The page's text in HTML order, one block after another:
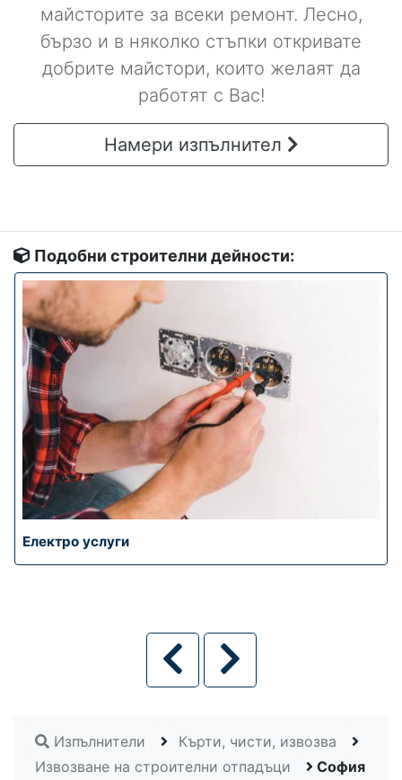
майсторите за всеки ремонт. Лесно,
бързо и в няколко стъпки откривате
добрите майстори, които желаят да
работят с Вас!
Намери изпълнител
Подобни строителни дейности:
Електро услуги
Изпълнители
Кърти, чисти, извозва
Извозване на строителни отпадъци
София